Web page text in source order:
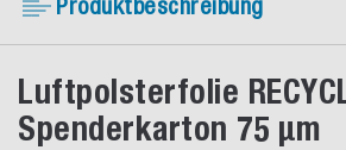
Luftpolsterfolie
Spenderkarton 75 µm